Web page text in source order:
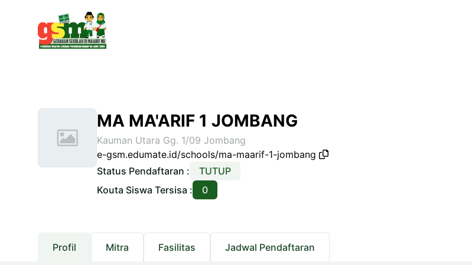
MA MA'ARIF 1 JOMBANG
Kauman Utara Gg. 1/09 Jombang
e-gsm.edumate.id/schools/ma-maarif-1-jombang
Status Pendaftaran :
TUTUP
Kouta Siswa Tersisa :
0
Profil Mitra Fasilitas Jadwal Pendaftaran